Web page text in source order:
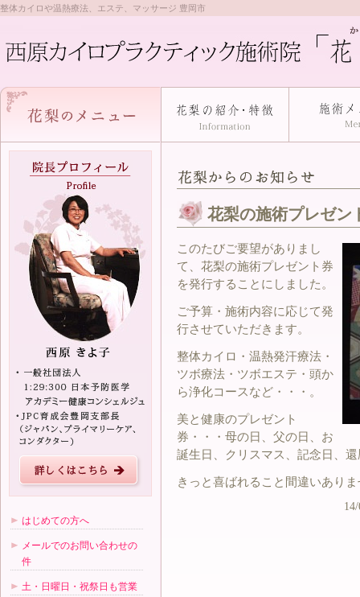
整体カイロや温熱療法、エステ、マッサージ 豊岡市
花梨の施術プレゼン
このたびご要望がありまし
て、花梨の施術プレゼント券
を発行することにしました。
ご予算・施術内容に応じて発
行させていただきます。
整体カイロ・温熱発汗療法・
ツボ療法・ツボエステ・頭か
ら浄化コースなど・・・。
美と健康のプレゼント
券・・・母の日、父の日、お
誕生日、クリスマス、記念日、
きっと喜ばれること間違いあり
はじめての方へ
メールでのお問い合わせの
件
土・日曜日・祝祭日も営業